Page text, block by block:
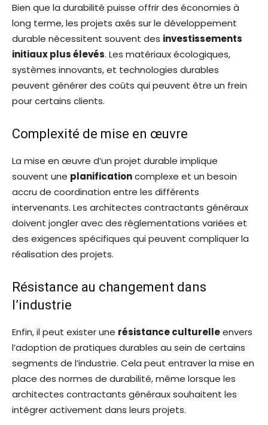
Bien que la durabilité puisse offrir des économies à
long terme, les projets axés sur le développement
durable nécessitent souvent des investissements
initiaux plus élevés. Les matériaux écologiques,
systèmes innovants, et technologies durables
peuvent générer des coûts qui peuvent être un frein
pour certains clients.
Complexité de mise en œuvre
La mise en œuvre d’un projet durable implique
souvent une planificationcomplexe et un besoin
accru de coordination entre les différents
intervenants. Les architectes contractants généraux
doivent jongler avec des réglementations variées et
des exigences spécifiques qui peuvent compliquer la
réalisation des projets.
Résistance au changement dans
l’industrie
Enfin, il peut exister une résistance culturelleenvers
l’adoption de pratiques durables au sein de certains
segments de l’industrie. Cela peut entraver la mise en
place des normes de durabilité, même lorsque les
architectes contractants généraux souhaitent les
intégrer activement dans leurs projets.